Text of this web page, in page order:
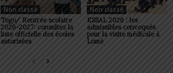
Non classé
Togo/ Rentrée scolaire
2026-2027: consultez la
liste officielle des écoles
autorisées
Non classé
ESSAL 2026 : les
admissibles convoqués
pour la visite médicale à
Lomé